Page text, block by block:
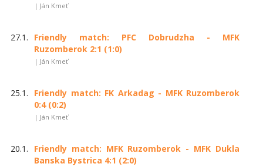
| Ján Kmeť
27.1.
Friendly match: PFC Dobrudzha - MFK
Ruzomberok 2:1 (1:0)
| Ján Kmeť
25.1.
Friendly match: FK Arkadag - MFK Ruzomberok
0:4 (0:2)
| Ján Kmeť
20.1.
Friendly match: MFK Ruzomberok - MFK Dukla
Banska Bystrica 4:1 (2:0)